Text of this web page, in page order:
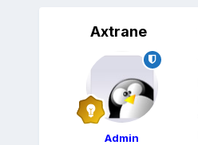
Axtrane
Admin